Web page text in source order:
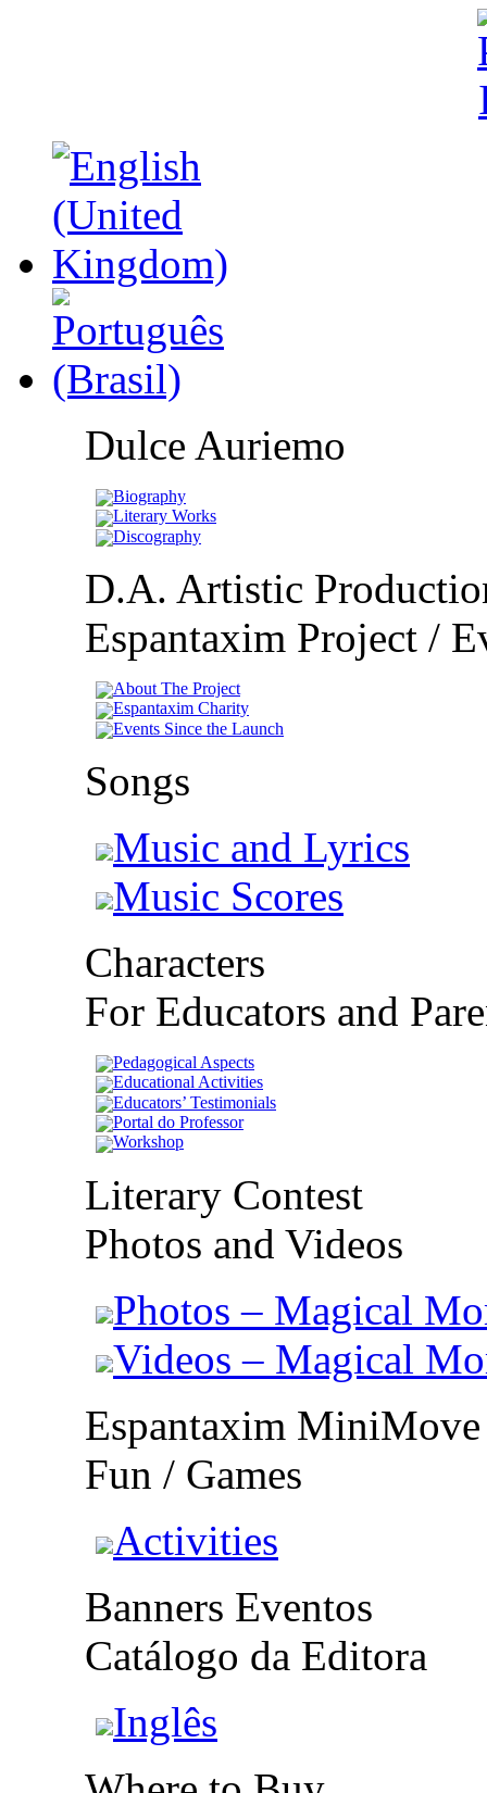
Dulce Auriemo
Biography
Literary Works
Discography
D.A. Artistic
Espantaxim Project /
About The Project
Espantaxim Charity
Events Since the Launch
Songs
Music and Lyrics
Music Scores
Characters
For Educators and
Pedagogical Aspects
Educational Activities
Educators’ Testimonials
Portal do Professor
Workshop
Literary Contest
Photos and Videos
Photos – Magical
Videos – Magical
Espantaxim MiniMove
Fun / Games
Activities
Banners Eventos
Catálogo da Editora
Inglês